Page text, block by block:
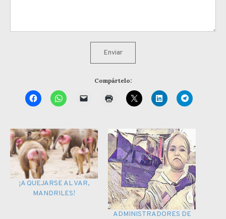
Enviar
Compártelo:
¡A QUEJARSE AL VAR,
MANDRILES!
ADMINISTRADORES DE